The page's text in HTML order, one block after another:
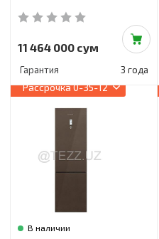
11 464 000 сум
Гарантия 3 года
Рассрочка0-35-12
В наличии